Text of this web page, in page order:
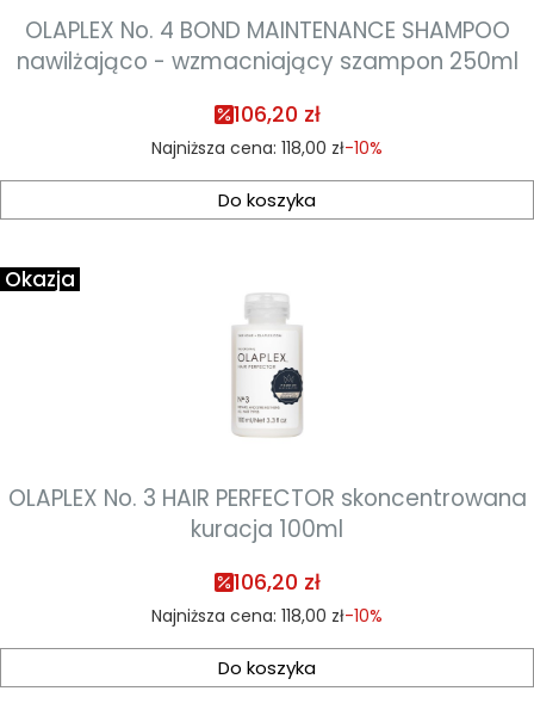
OLAPLEX No. 4 BOND MAINTENANCE SHAMPOO
nawilżająco - wzmacniający szampon 250ml
106,20 zł
Najniższa cena: 118,00 zł-10%
Do koszyka
Okazja
OLAPLEX No. 3 HAIR PERFECTOR skoncentrowana
kuracja 100ml
106,20 zł
Najniższa cena: 118,00 zł-10%
Do koszyka